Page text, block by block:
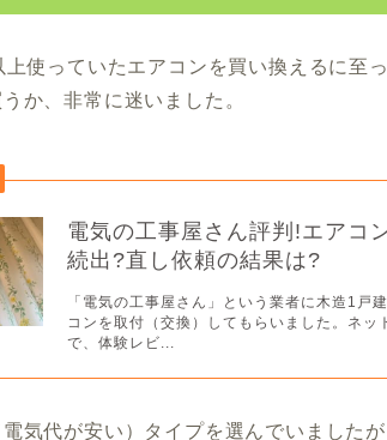
使っていたエアコンを買い換えるに至
か、非常に迷いました。
電気の工事屋さん評判!エアコ
続出?直し依頼の結果は?
「電気の工事屋さん」という業者に木造1戸
コンを取付（交換）してもらいました。ネッ
で、体験レビ...
気代が安い）タイプを選んでいました